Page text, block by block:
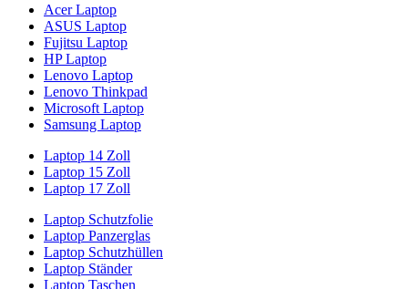
Acer Laptop
ASUS Laptop
Fujitsu Laptop
HP Laptop
Lenovo Laptop
Lenovo Thinkpad
Microsoft Laptop
Samsung Laptop
Laptop 14 Zoll
Laptop 15 Zoll
Laptop 17 Zoll
Laptop Schutzfolie
Laptop Panzerglas
Laptop Schutzhüllen
Laptop Ständer
Laptop Taschen